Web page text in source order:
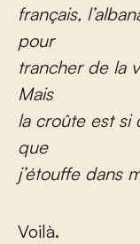
français,
pour
trancher de la
Mais
la croûte est si
que
j’étouffe dans
Voilà.